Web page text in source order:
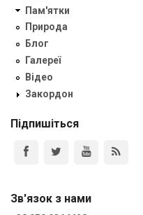
Пам'ятки
Природа
Блог
Галереї
Відео
Закордон
Підпишіться
Зв'язок з нами